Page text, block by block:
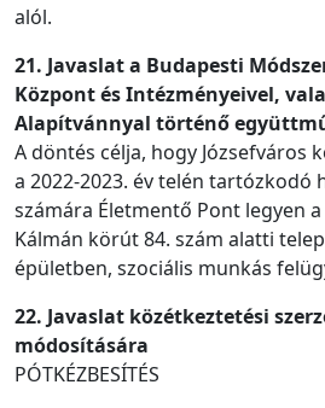
alól.
21. Javaslat a Budapesti
Központ és Intézményeivel,
Alapítvánnyal történő
A döntés célja, hogy Józsefváros
a 2022-2023. év telén tartózkodó
számára Életmentő Pont legyen a
Kálmán körút 84. szám alatti
épületben, szociális munkás
22. Javaslat közétkeztetési
módosítására
PÓTKÉZBESÍTÉS